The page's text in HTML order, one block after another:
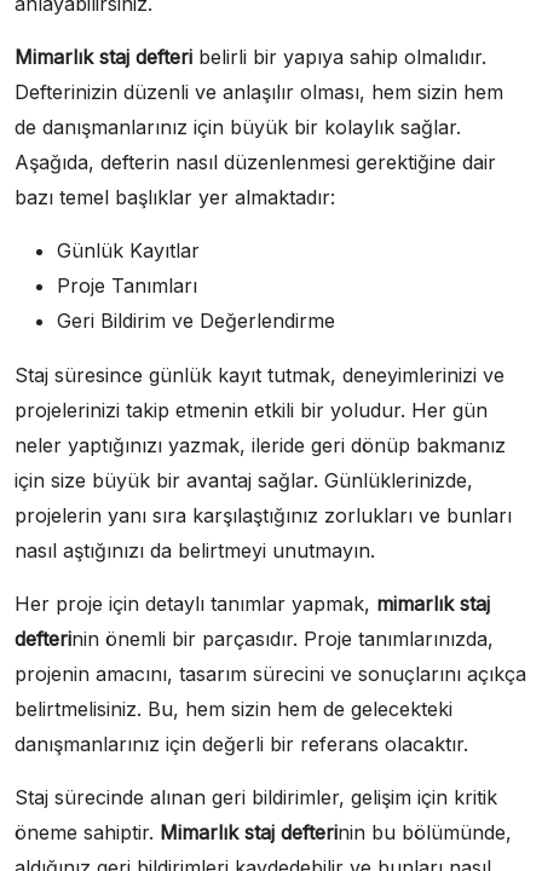
Mimarlık staj defteri belirli bir yapıya sahip olmalıdır.
Defterinizin düzenli ve anlaşılır olması, hem sizin hem
de danışmanlarınız için büyük bir kolaylık sağlar.
Aşağıda, defterin nasıl düzenlenmesi gerektiğine dair
bazı temel başlıklar yer almaktadır:
Günlük Kayıtlar
Proje Tanımları
Geri Bildirim ve Değerlendirme
Staj süresince günlük kayıt tutmak, deneyimlerinizi ve
projelerinizi takip etmenin etkili bir yoludur. Her gün
neler yaptığınızı yazmak, ileride geri dönüp bakmanız
için size büyük bir avantaj sağlar. Günlüklerinizde,
projelerin yanı sıra karşılaştığınız zorlukları ve bunları
nasıl aştığınızı da belirtmeyi unutmayın.
Her proje için detaylı tanımlar yapmak, mimarlık staj
defterinin önemli bir parçasıdır. Proje tanımlarınızda,
projenin amacını, tasarım sürecini ve sonuçlarını açıkça
belirtmelisiniz. Bu, hem sizin hem de gelecekteki
danışmanlarınız için değerli bir referans olacaktır.
Staj sürecinde alınan geri bildirimler, gelişim için kritik
öneme sahiptir. Mimarlık staj defterinin bu bölümünde,